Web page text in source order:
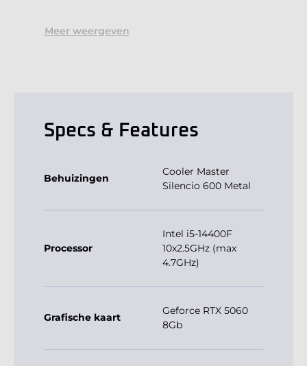
Meer weergeven
Specs & Features
Behuizingen
Cooler Master
Silencio 600 Metal
Processor
Intel i5-14400F
10x2.5GHz (max
4.7GHz)
Grafische kaart
Geforce RTX 5060
8Gb